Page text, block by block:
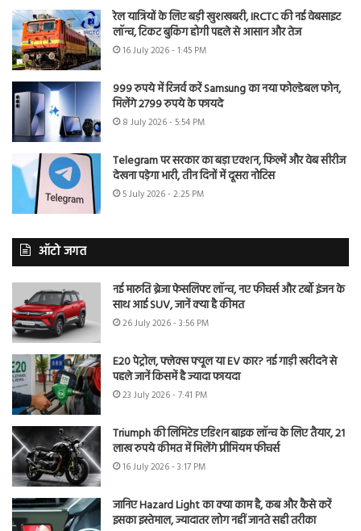
रेल यात्रियों के लिए बड़ी खुशखबरी, IRCTC की नई वेबसाइट
लॉन्च, टिकट बुकिंग होगी पहले से आसान और तेज
16 July 2026 - 1:45 PM
999 रुपये में रिजर्व करें Samsung का नया फोल्डेबल फोन,
मिलेंगे 2799 रुपये के फायदे
8 July 2026 - 5:54 PM
Telegram पर सरकार का बड़ा एक्शन, फिल्में और वेब सीरीज
देखना पड़ेगा भारी, तीन दिनों में दूसरा नोटिस
5 July 2026 - 2:25 PM
ऑटो जगत
नई मारुति ब्रेजा फेसलिफ्ट लॉन्च, नए फीचर्स और टर्बो इंजन के
साथ आई SUV, जानें क्या है कीमत
26 July 2026 - 3:56 PM
E20 पेट्रोल, फ्लेक्स फ्यूल या EV कार? नई गाड़ी खरीदने से
पहले जानें किसमें है ज्यादा फायदा
23 July 2026 - 7:41 PM
Triumph की लिमिटेड एडिशन बाइक लॉन्च के लिए तैयार, 21
लाख रुपये कीमत में मिलेंगे प्रीमियम फीचर्स
16 July 2026 - 3:17 PM
जानिए Hazard Light का क्या काम है, कब और कैसे करें
इसका इस्तेमाल, ज्यादातर लोग नहीं जानते सही तरीका